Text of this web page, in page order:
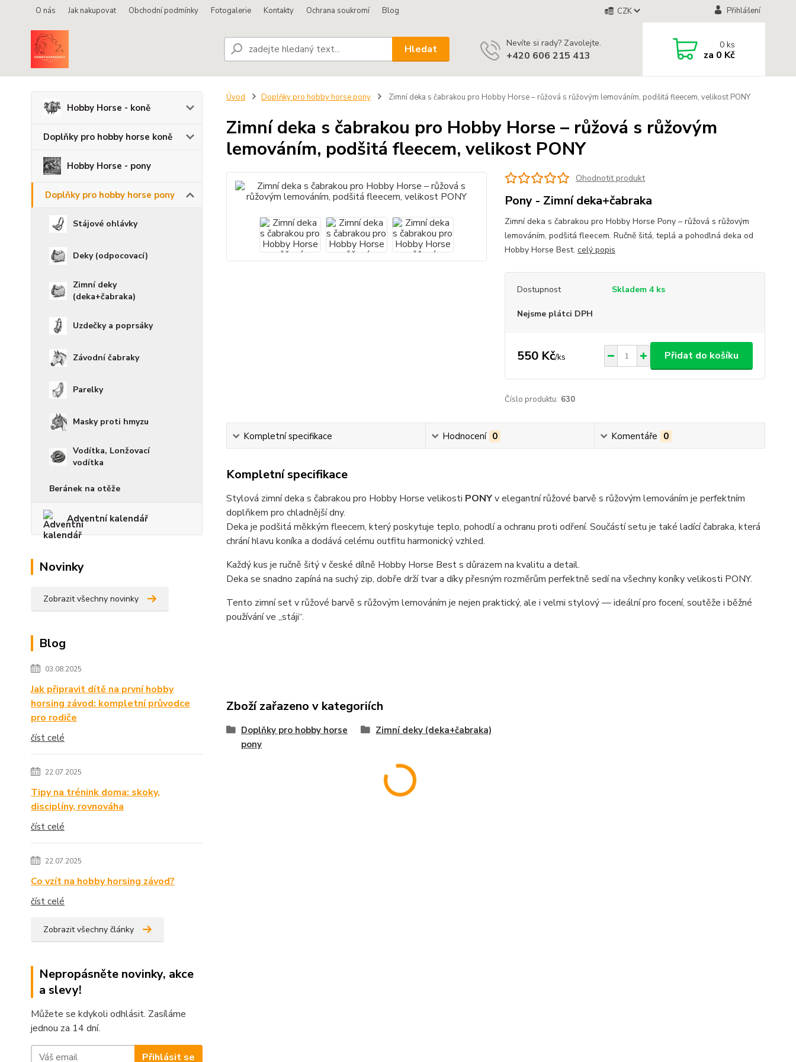
O nás Jak nakupovat Obchodní podmínky Fotogalerie Kontakty Ochrana soukromí Blog CZK Přihlášení
Hledat Nevíte si rady? Zavolejte.
+420 606 215 413
0ks
za 0 Kč
Hobby Horse - koně
Doplňky pro hobby horse koně
Hobby Horse - pony
Doplňky pro hobby horse pony
Stájové ohlávky
Deky (odpocovací)
Zimní deky
(deka+čabraka)
Uzdečky a poprsáky
Závodní čabraky
Parelky
Masky proti hmyzu
Vodítka, Lonžovací
vodítka
Beránek na otěže
Adventní kalendář
Novinky
Zobrazit všechny novinky
Blog
03.08.2025
Jak připravit dítě na první hobby
horsing závod: kompletní průvodce
pro rodiče
číst celé
22.07.2025
Tipy na trénink doma: skoky,
disciplíny, rovnováha
číst celé
22.07.2025
Co vzít na hobby horsing závod?
číst celé
Zobrazit všechny články
Nepropásněte novinky, akce
a slevy!
Můžete se kdykoli odhlásit. Zasíláme
jednou za 14 dní.
Přihlásit se
Úvod Doplňky pro hobby horse pony Zimní deka s čabrakou pro Hobby Horse – růžová s růžovým lemováním, podšitá fleecem, velikost PONY
Zimní deka s čabrakou pro Hobby Horse – růžová s růžovým
lemováním, podšitá fleecem, velikost PONY
Ohodnotit produkt
Pony - Zimní deka+čabraka
Zimní deka s čabrakou pro Hobby Horse Pony – růžová s růžovým
lemováním, podšitá fleecem. Ručně šitá, teplá a pohodlná deka od
Hobby Horse Best. celý popis
Dostupnost Skladem 4 ks
Nejsme plátci DPH
550 Kč/ks Přidat do košíku
Číslo produktu: 630
Kompletní specifikace Hodnocení 0 Komentáře 0
Kompletní specifikace
Stylová zimní deka s čabrakou pro Hobby Horse velikosti PONYv elegantní růžové barvě s růžovým lemováním je perfektním
doplňkem pro chladnější dny.
Deka je podšitá měkkým fleecem, který poskytuje teplo, pohodlí a ochranu proti odření. Součástí setu je také ladící čabraka, která
chrání hlavu koníka a dodává celému outfitu harmonický vzhled.
Každý kus je ručně šitý v české dílně Hobby Horse Best s důrazem na kvalitu a detail.
Deka se snadno zapíná na suchý zip, dobře drží tvar a díky přesným rozměrům perfektně sedí na všechny koníky velikosti PONY.
Tento zimní set v růžové barvě s růžovým lemováním je nejen praktický, ale i velmi stylový — ideální pro focení, soutěže i běžné
používání ve „stáji“.
Zboží zařazeno v kategoriích
Doplňky pro hobby horse
pony
Zimní deky (deka+čabraka)